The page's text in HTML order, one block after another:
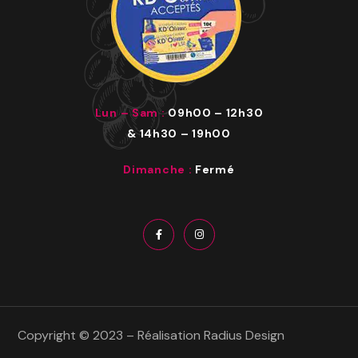
Lun – Sam : 09h00 – 12h30
& 14h30 – 19h00
Dimanche : Fermé
Copyright © 2023 – RéalisationRadius Design